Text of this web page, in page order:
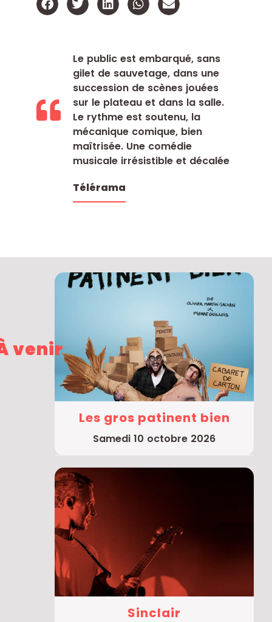
Le public est embarqué, sans
gilet de sauvetage, dans une
succession de scènes jouées
sur le plateau et dans la salle.
Le rythme est soutenu, la
mécanique comique, bien
maîtrisée. Une comédie
musicale irrésistible et décalée
Télérama
venir
Les gros patinent bien
samedi 10 octobre 2026
Sinclair